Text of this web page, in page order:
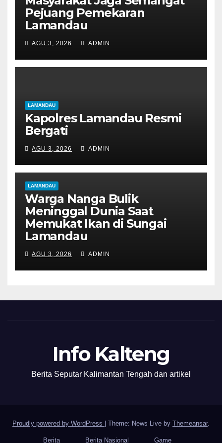
Pejuang Pemekaran
Lamandau
AGU 3, 2026 ADMIN
LAMANDAU
Kapolres Lamandau Resmi
Bergati
AGU 3, 2026 ADMIN
LAMANDAU
Warga Nanga Bulik
Meninggal Dunia Saat
Memukat Ikan di Sungai
Lamandau
AGU 3, 2026 ADMIN
Info Kalteng
Berita Seputar Kalimantan Tengah dan artikel
Proudly powered by WordPress Theme: News Live by Themeansar.
Berita Berita Nasional Game